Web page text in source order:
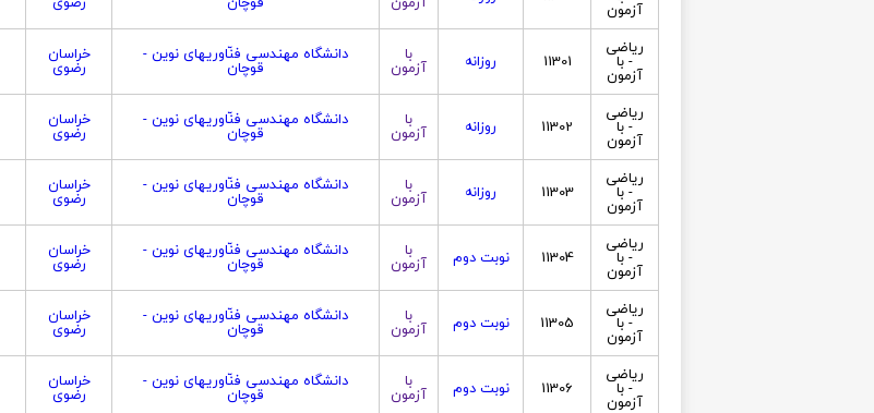
آزمون
ریاضی
- با
آزمون
11301 روزانه با
آزمون
دانشگاه مهندسی فنّاوریهای نوین -
قوچان
خراسان
رضوی
ریاضی
- با
آزمون
11302 روزانه با
آزمون
دانشگاه مهندسی فنّاوریهای نوین -
قوچان
خراسان
رضوی
ریاضی
- با
آزمون
11303 روزانه با
آزمون
دانشگاه مهندسی فنّاوریهای نوین -
قوچان
خراسان
رضوی
ریاضی
- با
آزمون
11304 نوبت دوم با
آزمون
دانشگاه مهندسی فنّاوریهای نوین -
قوچان
خراسان
رضوی
ریاضی
- با
آزمون
11305 نوبت دوم با
آزمون
دانشگاه مهندسی فنّاوریهای نوین -
قوچان
خراسان
رضوی
ریاضی
- با
آزمون
11306 نوبت دوم با
آزمون
دانشگاه مهندسی فنّاوریهای نوین -
قوچان
خراسان
رضوی